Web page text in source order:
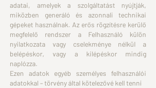
adatai, amelyek a szolgáltatást nyújtják,
miközben generáló és azonnali technikai
gépeket használnak. Az erős rögzítésre kerülő
megfelelő rendszer a Felhasználó külön
nyilatkozata vagy cselekménye nélkül a
belépéskor, vagy a kilépéskor mindig
naplózza.
Ezen adatok egyéb személyes felhasználói
adatokkal – törvény által kötelezővé kell tenni